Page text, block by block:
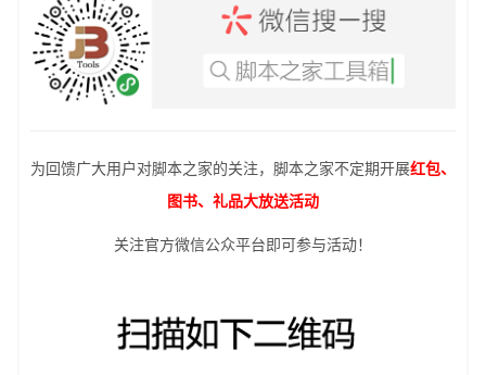
为回馈广大用户对脚本之家的关注，脚本之家不定期开展红包、
图书、礼品大放送活动
关注官方微信公众平台即可参与活动！